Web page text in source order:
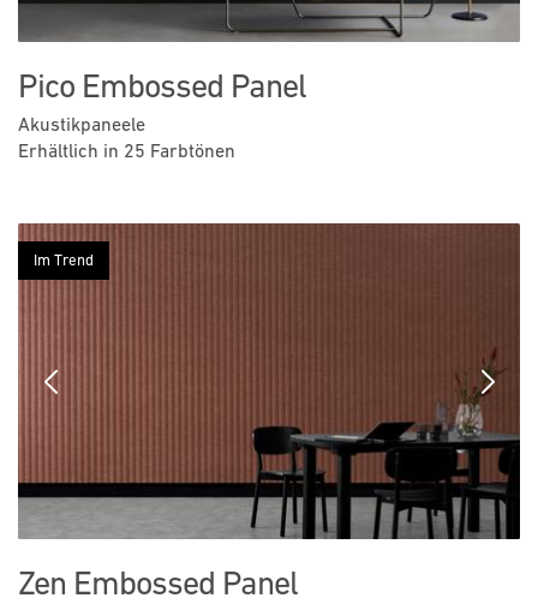
Pico Embossed Panel
Akustikpaneele
Erhältlich in 25 Farbtönen
Previous Next
Im Trend
Zen Embossed Panel